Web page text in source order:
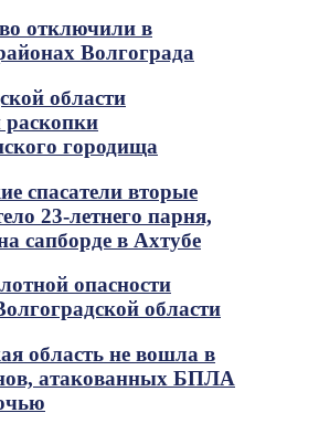
отключили в
Волгограда
области
раскопки
городища
спасатели вторые
23-летнего парня,
сапборде в Ахтубе
опасности
области
область не вошла в
атакованных БПЛА